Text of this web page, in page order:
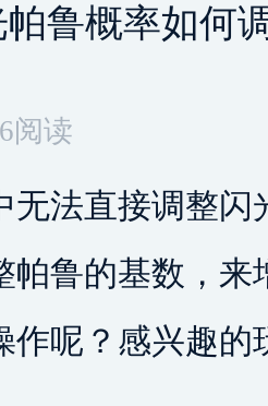
鲁概率如何
阅读
无法直接调整闪
帕鲁的基数，
作呢？感兴趣的